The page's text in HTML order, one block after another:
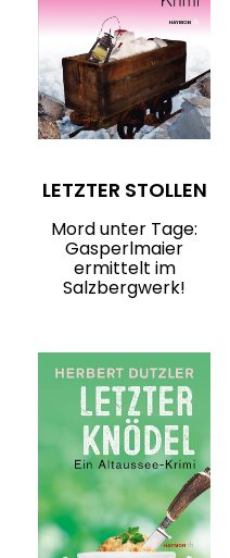
LETZTER STOLLEN
Mord unter Tage:
Gasperlmaier
ermittelt im
Salzbergwerk!